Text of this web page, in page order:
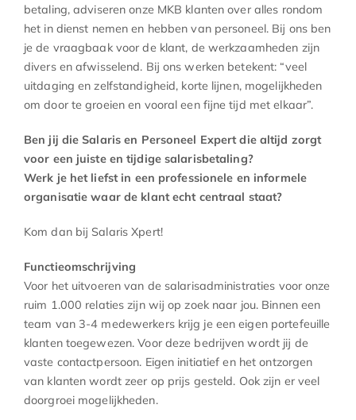
betaling, adviseren onze MKB klanten over alles rondom
het in dienst nemen en hebben van personeel. Bij ons ben
je de vraagbaak voor de klant, de werkzaamheden zijn
divers en afwisselend. Bij ons werken betekent: “veel
uitdaging en zelfstandigheid, korte lijnen, mogelijkheden
om door te groeien en vooral een fijne tijd met elkaar”.
Ben jij die Salaris en Personeel Expert die altijd zorgt
voor een juiste en tijdige salarisbetaling?
Werk je het liefst in een professionele en informele
organisatie waar de klant echt centraal staat?
Kom dan bij Salaris Xpert!
Functieomschrijving
Voor het uitvoeren van de salarisadministraties voor onze
ruim 1.000 relaties zijn wij op zoek naar jou. Binnen een
team van 3-4 medewerkers krijg je een eigen portefeuille
klanten toegewezen. Voor deze bedrijven wordt jij de
vaste contactpersoon. Eigen initiatief en het ontzorgen
van klanten wordt zeer op prijs gesteld. Ook zijn er veel
doorgroei mogelijkheden.